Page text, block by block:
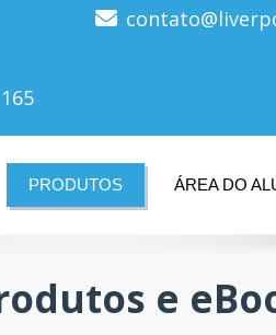
PRODUTOS ÁREA DO
e